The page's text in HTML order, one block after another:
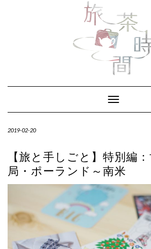
Toggle
2019-02-20
【旅と手しごと】特別編
局・ポーランド～南米